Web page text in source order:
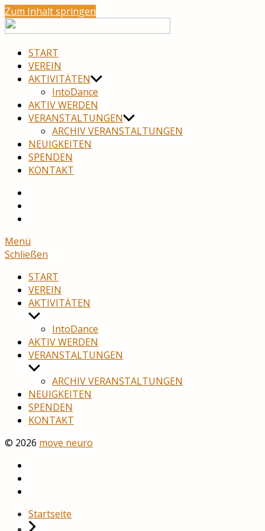
Zum Inhalt springen
neuro
START
VEREIN
AKTIVITÄTEN
IntoDance
AKTIV WERDEN
VERANSTALTUNGEN
ARCHIV VERANSTALTUNGEN
NEUIGKEITEN
SPENDEN
KONTAKT
Menü
Schließen
START
VEREIN
AKTIVITÄTEN
Untermenü
anzeigenIntoDance
AKTIV WERDEN
VERANSTALTUNGEN
Untermenü
anzeigenARCHIV VERANSTALTUNGEN
NEUIGKEITEN
SPENDEN
KONTAKT
© 2026 move neuro
Startseite